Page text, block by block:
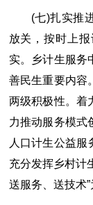
(七)扎实推
放关，按时上
实。乡计生服务
善民生重要内容
两级积极性。着
力推动服务模式
人口计生公益服
充分发挥乡村计
送服务、送技术”